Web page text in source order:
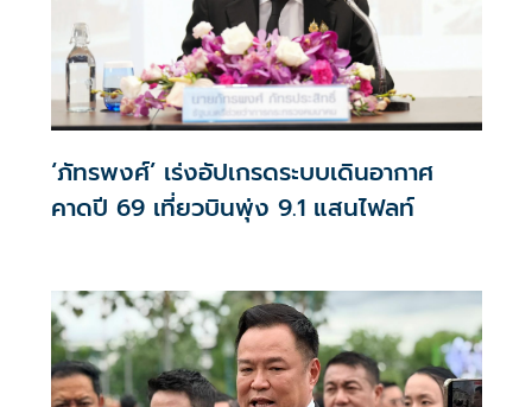
‘ภัทรพงศ์’ เร่งอัปเกรดระบบเดินอากาศ
คาดปี 69 เที่ยวบินพุ่ง 9.1 แสนไฟลท์